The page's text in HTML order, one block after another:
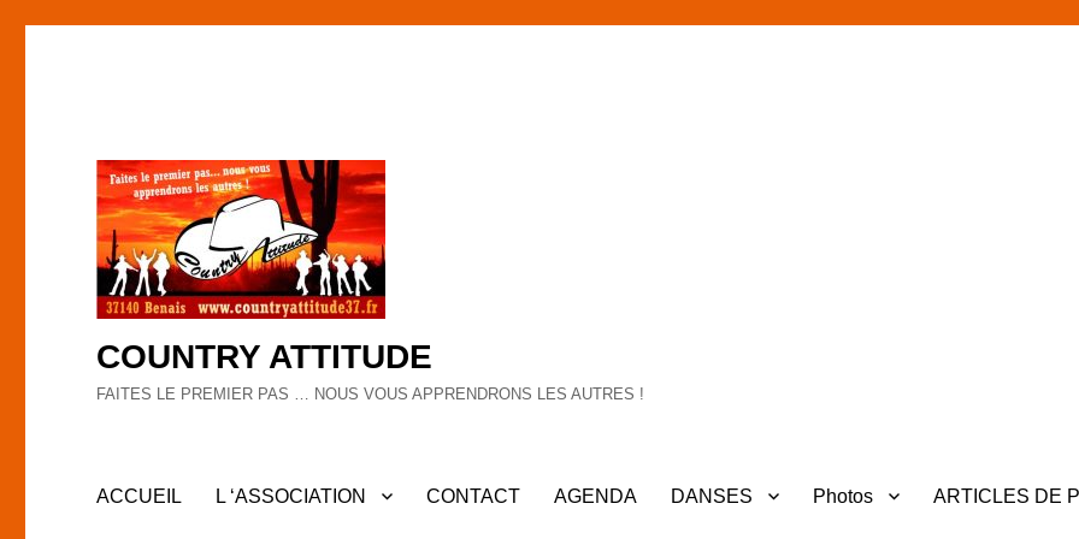
COUNTRY ATTITUDE
FAITES LE PREMIER PAS … NOUS VOUS APPRENDRONS LES AUTRES !
ACCUEIL L ‘ASSOCIATION CONTACT AGENDA DANSES Photos ARTICLES DE